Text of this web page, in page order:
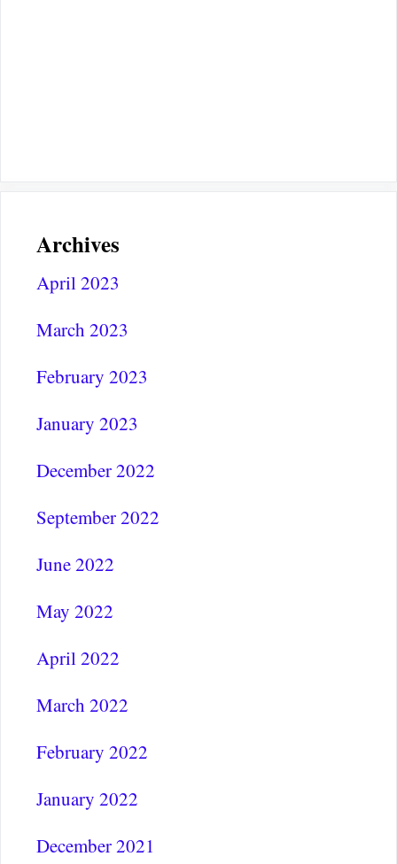
Archives
April 2023
March 2023
February 2023
January 2023
December 2022
September 2022
June 2022
May 2022
April 2022
March 2022
February 2022
January 2022
December 2021